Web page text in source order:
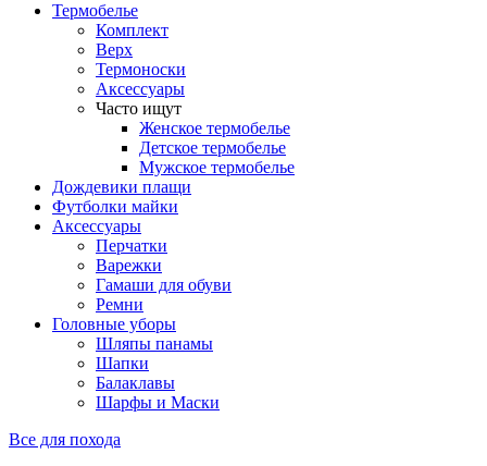
Термобелье
Комплект
Верх
Термоноски
Аксессуары
Часто ищут
Женское термобелье
Детское термобелье
Мужское термобелье
Дождевики плащи
Футболки майки
Аксессуары
Перчатки
Варежки
Гамаши для обуви
Ремни
Головные уборы
Шляпы панамы
Шапки
Балаклавы
Шарфы и Маски
Все для похода